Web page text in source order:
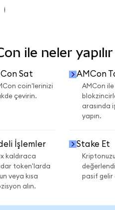
ile neler yapılır
Sat
coin'lerinizi
çevirin.
AMCon
AMCon ile
arasında
yapın.
İşlemler
kaldıraca
token'larda
veya kısa
alın.
Stake Et
Kriptonuzu
pasif gelir